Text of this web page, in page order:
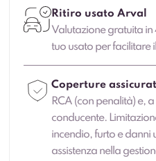
Ritiro usato Arval
Valutazione gratuita in
tuo usato per facilitare
Coperture
RCA (con penalità) e,
conducente.
incendio, furto e danni
assistenza nella